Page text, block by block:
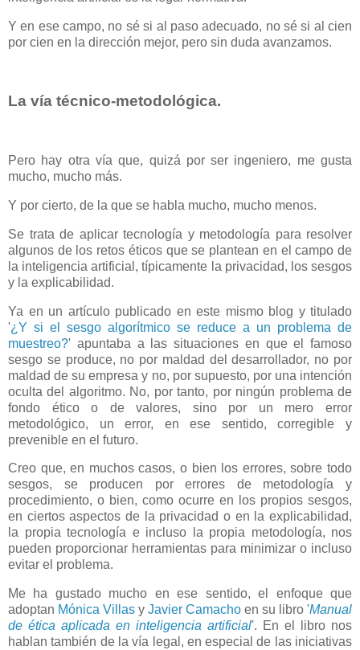
Y en ese campo, no sé si al paso adecuado, no sé si al cien
por cien en la dirección mejor, pero sin duda avanzamos.
La vía técnico-metodológica.
Pero hay otra vía que, quizá por ser ingeniero, me gusta
mucho, mucho más.
Y por cierto, de la que se habla mucho, mucho menos.
Se trata de aplicar tecnología y metodología para resolver
algunos de los retos éticos que se plantean en el campo de
la inteligencia artificial, típicamente la privacidad, los sesgos
y la explicabilidad.
Ya en un artículo publicado en este mismo blog y titulado
'¿Y si el sesgo algorítmico se reduce a un problema de
muestreo?' apuntaba a las situaciones en que el famoso
sesgo se produce, no por maldad del desarrollador, no por
maldad de su empresa y no, por supuesto, por una intención
oculta del algoritmo. No, por tanto, por ningún problema de
fondo ético o de valores, sino por un mero error
metodológico, un error, en ese sentido, corregible y
prevenible en el futuro.
Creo que, en muchos casos, o bien los errores, sobre todo
sesgos, se producen por errores de metodología y
procedimiento, o bien, como ocurre en los propios sesgos,
en ciertos aspectos de la privacidad o en la explicabilidad,
la propia tecnología e incluso la propia metodología, nos
pueden proporcionar herramientas para minimizar o incluso
evitar el problema.
Me ha gustado mucho en ese sentido, el enfoque que
adoptan Mónica Villas y Javier Camacho en su libro 'Manual
de ética aplicada en inteligencia artificial'. En el libro nos
hablan también de la vía legal, en especial de las iniciativas